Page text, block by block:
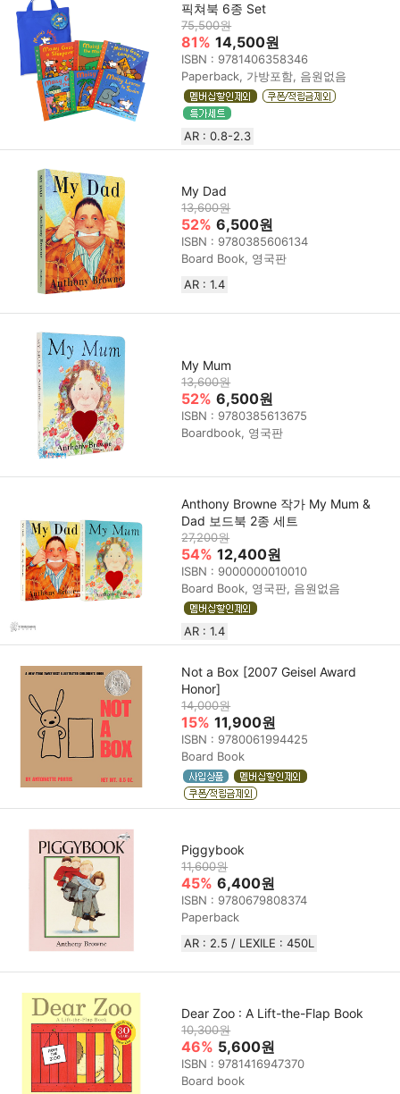
픽쳐북 6종 Set
75,500원
81% 14,500원
ISBN : 9781406358346
Paperback, 가방포함, 음원없음
AR : 0.8-2.3
My Dad
13,600원
52% 6,500원
ISBN : 9780385606134
Board Book, 영국판
AR : 1.4
My Mum
13,600원
52% 6,500원
ISBN : 9780385613675
Boardbook, 영국판
Anthony Browne 작가 My Mum &
Dad 보드북 2종 세트
27,200원
54% 12,400원
ISBN : 9000000010010
Board Book, 영국판, 음원없음
AR : 1.4
Not a Box [2007 Geisel Award
Honor]
14,000원
15% 11,900원
ISBN : 9780061994425
Board Book
Piggybook
11,600원
45% 6,400원
ISBN : 9780679808374
Paperback
AR : 2.5 / LEXILE : 450L
Dear Zoo : A Lift-the-Flap Book
10,300원
46% 5,600원
ISBN : 9781416947370
Board book